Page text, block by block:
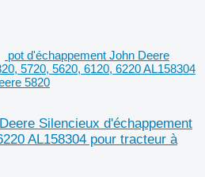
pot d'échappement John Deere
5720, 5620, 6120, 6220 AL158304
5820
Silencieux d'échappement
AL158304 pour tracteur à